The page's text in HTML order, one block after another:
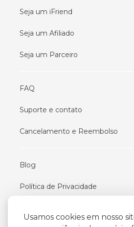
Usamos cookies em nosso
Seja um iFriend
Seja um Afiliado
Seja um Parceiro
FAQ
Suporte e contato
Cancelamento e Reembolso
Blog
Política de Privacidade